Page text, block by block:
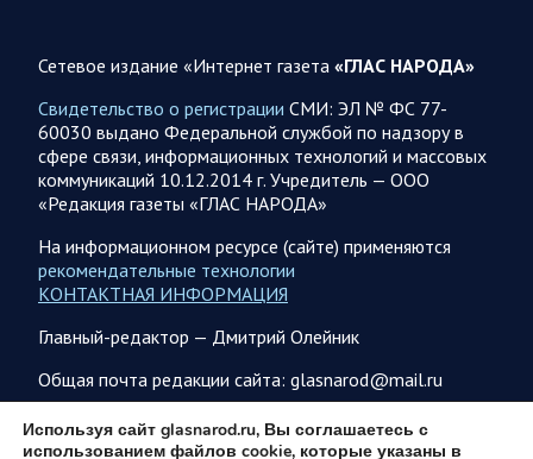
помочь с реализацией продукции в сетевых магазинах
Бусаргин перед министерством сельского хозяйства
Саратовской области. Губернатор Саратовской области
Роман Бусаргин в Аткарске…
На Кумысной поляне Саратове проводится
дератизация
Как сообщили в министерстве природных ресурсов и
экологии области, обработку территории отравляющим
веществом планируется произвести с 7 по 10 августа…
08.08.2026 08:34 Саратовская область
Сетевое издание «Интернет газета «ГЛАС НАРОДА»
Свидетельство о регистрации СМИ: ЭЛ № ФС 77-
60030 выдано Федеральной службой по надзору в
сфере связи, информационных технологий и массовых
коммуникаций 10.12.2014 г. Учредитель — ООО
«Редакция газеты «ГЛАС НАРОДА»
На информационном ресурсе (сайте) применяются
рекомендательные технологии
КОНТАКТНАЯ ИНФОРМАЦИЯ
Главный-редактор — Дмитрий Олейник
Общая почта редакции сайта: glasnarod@mail.ru
ПОДПИСКА
Используя сайт glasnarod.ru, Вы соглашаетесь с
использованием файлов cookie, которые указаны в